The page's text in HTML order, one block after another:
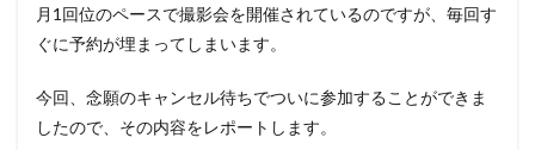
月1回位のペースで撮影会を開催されているのですが、毎回す
ぐに予約が埋まってしまいます。
今回、念願のキャンセル待ちでついに参加することができま
したので、その内容をレポートします。